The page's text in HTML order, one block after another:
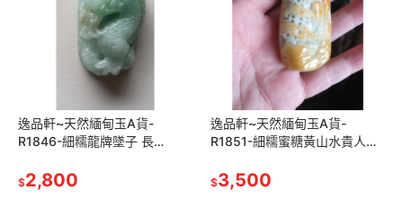
逸品軒~天然緬甸玉A貨-
R1846-細糯龍牌墜子 長
青綠底色,雕工精細,料子大塊厚
$2,800
逸品軒~天然緬甸玉A貨-
R1851-細糯蜜糖黃山水貴人墜
17.8mm 水頭好、雕工精細，巧
$3,500